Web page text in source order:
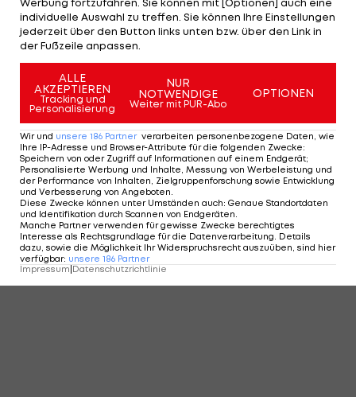
individuelle Auswahl zu treffen. Sie können Ihre Einstellungen
jederzeit über den Button links unten bzw. über den Link in
der Fußzeile anpassen.
ALLE
AKZEPTIEREN
Tracking und
Personalisierung
NUR
NOTWENDIGE
Weiter mit PUR-Abo
OPTIONEN
Wir und unsere 186 Partner verarbeiten personenbezogene Daten, wie
Ihre IP-Adresse und Browser-Attribute für die folgenden Zwecke:
Speichern von oder Zugriff auf Informationen auf einem Endgerät;
Personalisierte Werbung und Inhalte, Messung von Werbeleistung und
der Performance von Inhalten, Zielgruppenforschung sowie Entwicklung
und Verbesserung von Angeboten.
Diese Zwecke können unter Umständen auch: Genaue Standortdaten
und Identifikation durch Scannen von Endgeräten.
Manche Partner verwenden für gewisse Zwecke berechtigtes
Interesse als Rechtsgrundlage für die Datenverarbeitung. Details
dazu, sowie die Möglichkeit Ihr Widerspruchsrecht auszuüben, sind hier
verfügbar: unsere 186 Partner
Impressum Datenschutzrichtlinie